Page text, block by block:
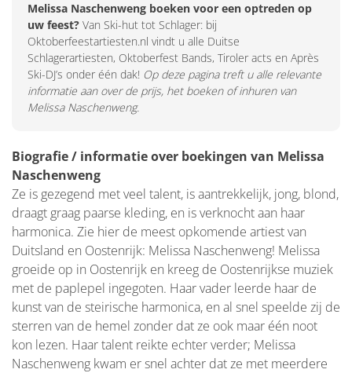
Melissa Naschenweng boeken voor een optreden op
uw feest? Van Ski-hut tot Schlager: bij
Oktoberfeestartiesten.nl vindt u alle Duitse
Schlagerartiesten, Oktoberfest Bands, Tiroler acts en Après
Ski-DJ’s onder één dak! Op deze pagina treft u alle relevante
informatie aan over de prijs, het boeken of inhuren van
Melissa Naschenweng.
Biografie / informatie over boekingen van Melissa
Naschenweng
Ze is gezegend met veel talent, is aantrekkelijk, jong, blond,
draagt graag paarse kleding, en is verknocht aan haar
harmonica. Zie hier de meest opkomende artiest van
Duitsland en Oostenrijk: Melissa Naschenweng! Melissa
groeide op in Oostenrijk en kreeg de Oostenrijkse muziek
met de paplepel ingegoten. Haar vader leerde haar de
kunst van de steirische harmonica, en al snel speelde zij de
sterren van de hemel zonder dat ze ook maar één noot
kon lezen. Haar talent reikte echter verder; Melissa
Naschenweng kwam er snel achter dat ze met meerdere